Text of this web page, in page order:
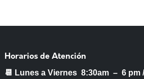
Horarios de Atención
📆 Lunes a Viernes 8:30am – 6 pm /